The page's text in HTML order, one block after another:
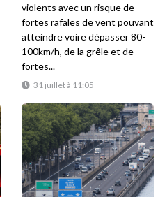
31 juillet à 11:05
violents avec un risque de
fortes rafales de vent pouvant
atteindre voire dépasser 80-
100km/h, de la grêle et de
fortes...